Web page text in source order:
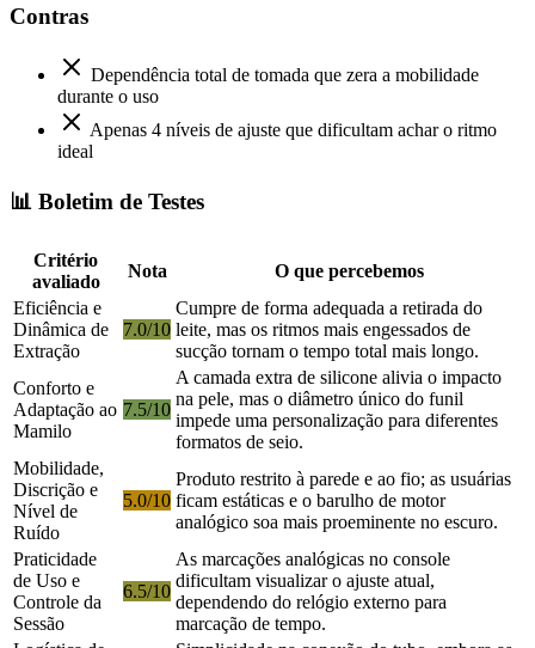
Contras
Dependência total de tomada que zera a mobilidade
durante o uso
Apenas 4 níveis de ajuste que dificultam achar o ritmo
ideal
📊 Boletim de Testes
Critério
avaliado
Nota
O que percebemos
Eficiência e
Dinâmica de
Extração
7.0/10
Cumpre de forma adequada a retirada do
leite, mas os ritmos mais engessados de
sucção tornam o tempo total mais longo.
Conforto e
Adaptação ao
Mamilo
7.5/10
A camada extra de silicone alivia o impacto
na pele, mas o diâmetro único do funil
impede uma personalização para diferentes
formatos de seio.
Mobilidade,
Discrição e
Nível de
Ruído
5.0/10
Produto restrito à parede e ao fio; as usuárias
ficam estáticas e o barulho de motor
analógico soa mais proeminente no escuro.
Praticidade
de Uso e
Controle da
Sessão
6.5/10
As marcações analógicas no console
dificultam visualizar o ajuste atual,
dependendo do relógio externo para
marcação de tempo.